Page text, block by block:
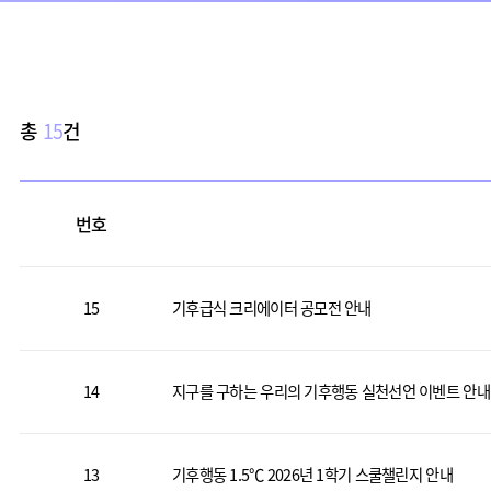
총 15건
번호
15 기후급식 크리에이터 공모전 안내
14 지구를 구하는 우리의 기후행동 실천선언 이벤트 안내
13 기후행동 1.5℃ 2026년 1학기 스쿨챌린지 안내